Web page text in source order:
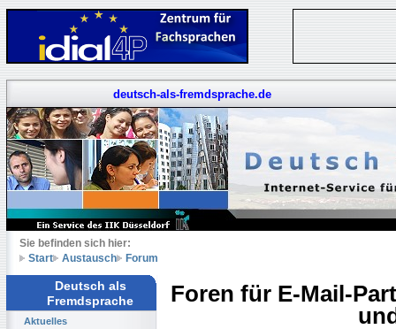
deutsch-als-fremdsprache.de
Sie befinden sich hier:
Start
Austausch Forum
Deutsch als
Fremdsprache
Aktuelles
Foren für E-Mail-